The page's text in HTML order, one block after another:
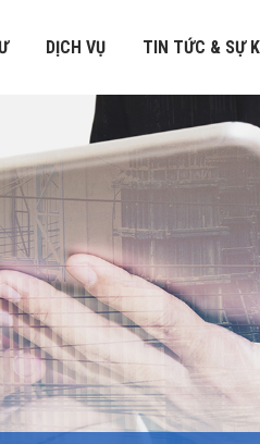
DỊCH VỤ TIN TỨC & SỰ